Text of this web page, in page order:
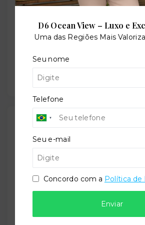
Em construção
31/07/2027
Localização
Avenida São Gabriel da Palha, 915 -
Vila Velha/ES
+
−
D6 Ocean View – Luxo e
Uma das Regiões Mais
Seu nome
Telefone
Seu e-mail
Concordo com a Política de
Enviar